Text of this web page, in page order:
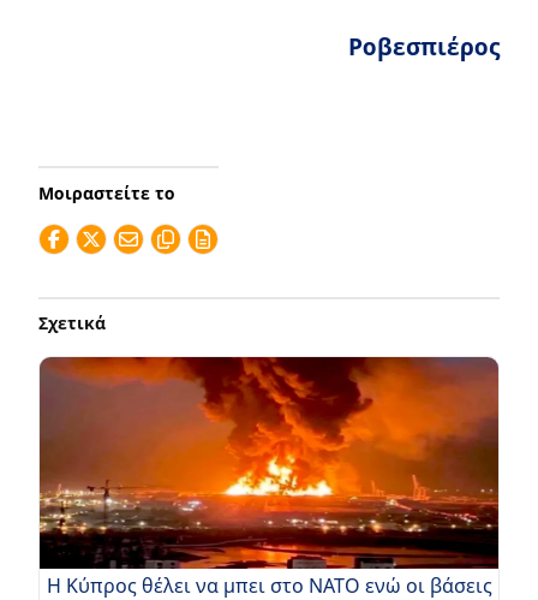
Ροβεσπιέρος
Μοιραστείτε το
Σχετικά
Η Κύπρος θέλει να μπει στο ΝΑΤΟ ενώ οι βάσεις